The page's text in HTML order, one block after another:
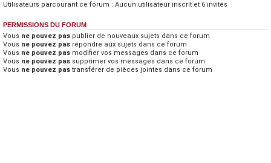
Utilisateurs parcourant ce forum : Aucun utilisateur inscrit et 6 invités
PERMISSIONS DU FORUM
Vous ne pouvez pas publier de nouveaux sujets dans ce forum
Vous ne pouvez pas répondre aux sujets dans ce forum
Vous ne pouvez pas modifier vos messages dans ce forum
Vous ne pouvez pas supprimer vos messages dans ce forum
Vous ne pouvez pas transférer de pièces jointes dans ce forum